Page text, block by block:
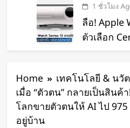
1 ชั่วโมง
ลือ! Apple
ตัวเลือก
Google
ระดับ 4K แ
กำหนด
3 ชั่วโมง
Home
เทคโนโลยี & นวั
เมื่อ “ตัวตน” กลายเป็นสินค้
โลกขายตัวตนให้ AI ไป
อยู่บ้าน